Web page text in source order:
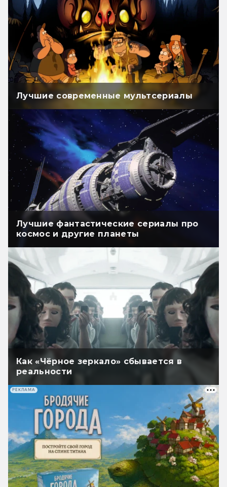
Лучшие современные мультсериалы
Лучшие фантастические сериалы про
космос и другие планеты
Как «Чёрное зеркало» сбывается в
реальности
РЕКЛАМА